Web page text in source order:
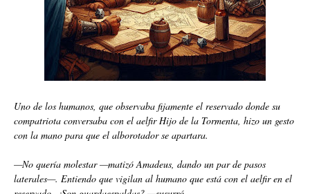
Uno de los humanos, que observaba fijamente el reservado donde su
compatriota conversaba con el aelfir Hijo de la Tormenta, hizo un gesto
con la mano para que el alborotador se apartara.
—No quería molestar —matizó Amadeus, dando un par de pasos
laterales—. Entiendo que vigilan al humano que está con el aelfir en el